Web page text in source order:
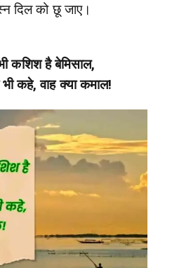
दिल को छू जाए।
कशिश है बेमिसाल,
कहे, वाह क्या कमाल!